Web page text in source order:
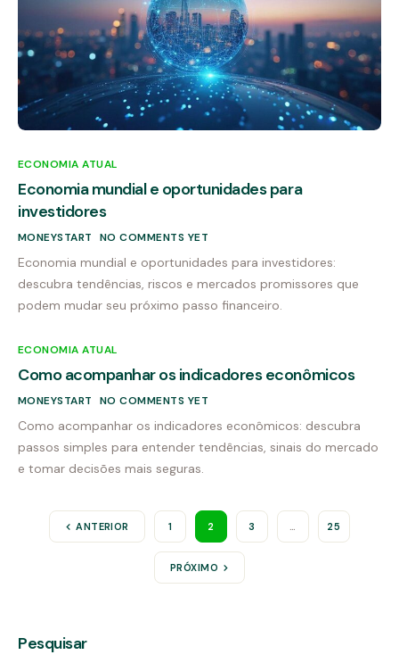
ECONOMIA ATUAL
Economia mundial e oportunidades para
investidores
MONEYSTART NO COMMENTS YET
Economia mundial e oportunidades para investidores:
descubra tendências, riscos e mercados promissores que
podem mudar seu próximo passo financeiro.
ECONOMIA ATUAL
Como acompanhar os indicadores econômicos
MONEYSTART NO COMMENTS YET
Como acompanhar os indicadores econômicos: descubra
passos simples para entender tendências, sinais do mercado
e tomar decisões mais seguras.
ANTERIOR 1 2 3 … 25
PRÓXIMO
Pesquisar